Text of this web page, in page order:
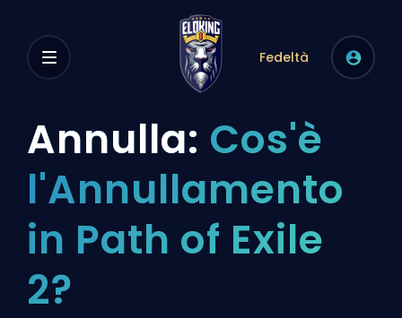
Fedeltà
Annulla: Cos'è
l'Annullamento
in Path of Exile
2?